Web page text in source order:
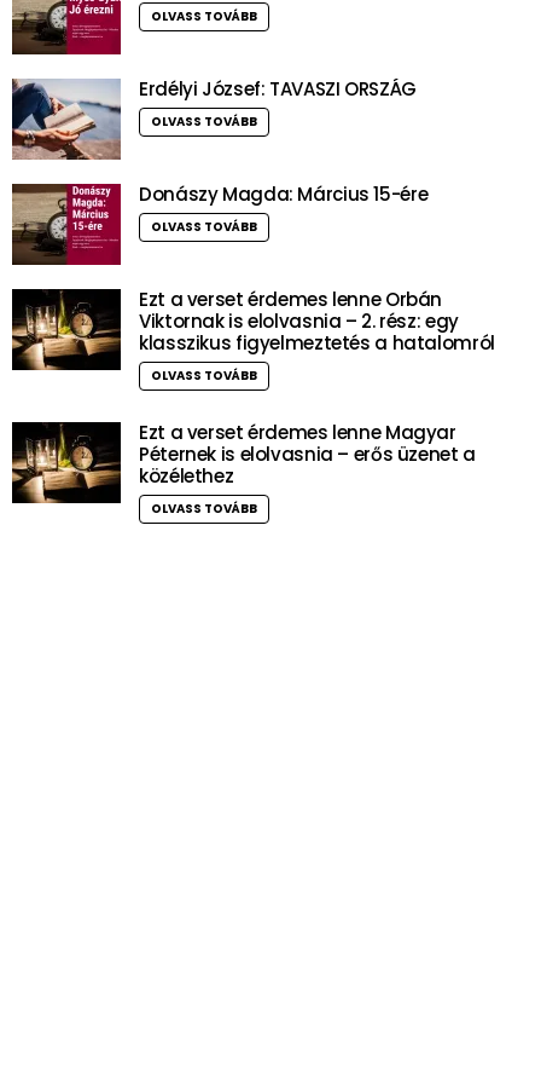
OLVASS TOVÁBB
Erdélyi József: TAVASZI ORSZÁG
OLVASS TOVÁBB
Donászy Magda: Március 15-ére
OLVASS TOVÁBB
Ezt a verset érdemes lenne Orbán
Viktornak is elolvasnia – 2. rész: egy
klasszikus figyelmeztetés a hatalomról
OLVASS TOVÁBB
Ezt a verset érdemes lenne Magyar
Péternek is elolvasnia – erős üzenet a
közélethez
OLVASS TOVÁBB